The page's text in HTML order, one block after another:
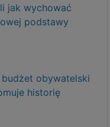
jak wychować
podstawy
obywatelski
historię